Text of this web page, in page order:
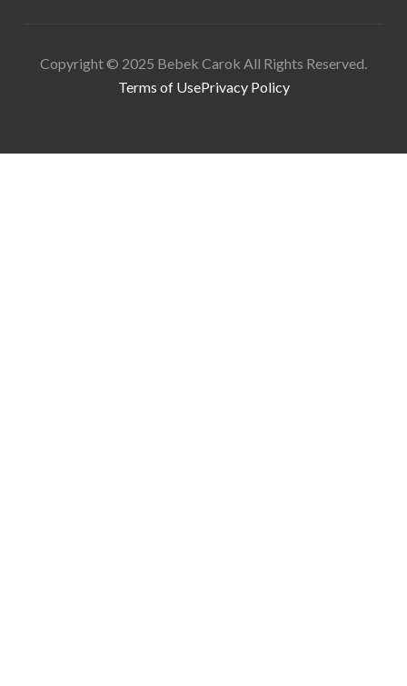
Copyright © 2025 Bebek Carok All Rights Reserved.
Terms of UsePrivacy Policy